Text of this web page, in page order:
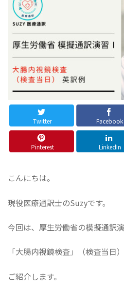
Twitter Facebook
Pinterest LinkedIn
こんにちは。
現役医療通訳士のSuzyです。
今回は、厚生労働省の模擬通訳
「大腸内視鏡検査」（検査当日
ご紹介します。